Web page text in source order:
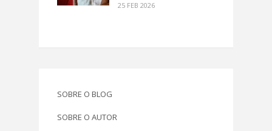
25 FEB 2026
SOBRE O BLOG
SOBRE O AUTOR